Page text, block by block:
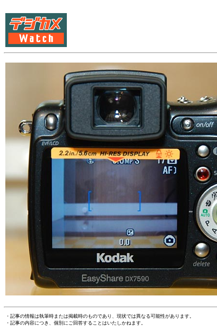
・記事の情報は執筆時または掲載時のものであり、現状では異なる可能性があります。
・記事の内容につき、個別にご回答することはいたしかねます。